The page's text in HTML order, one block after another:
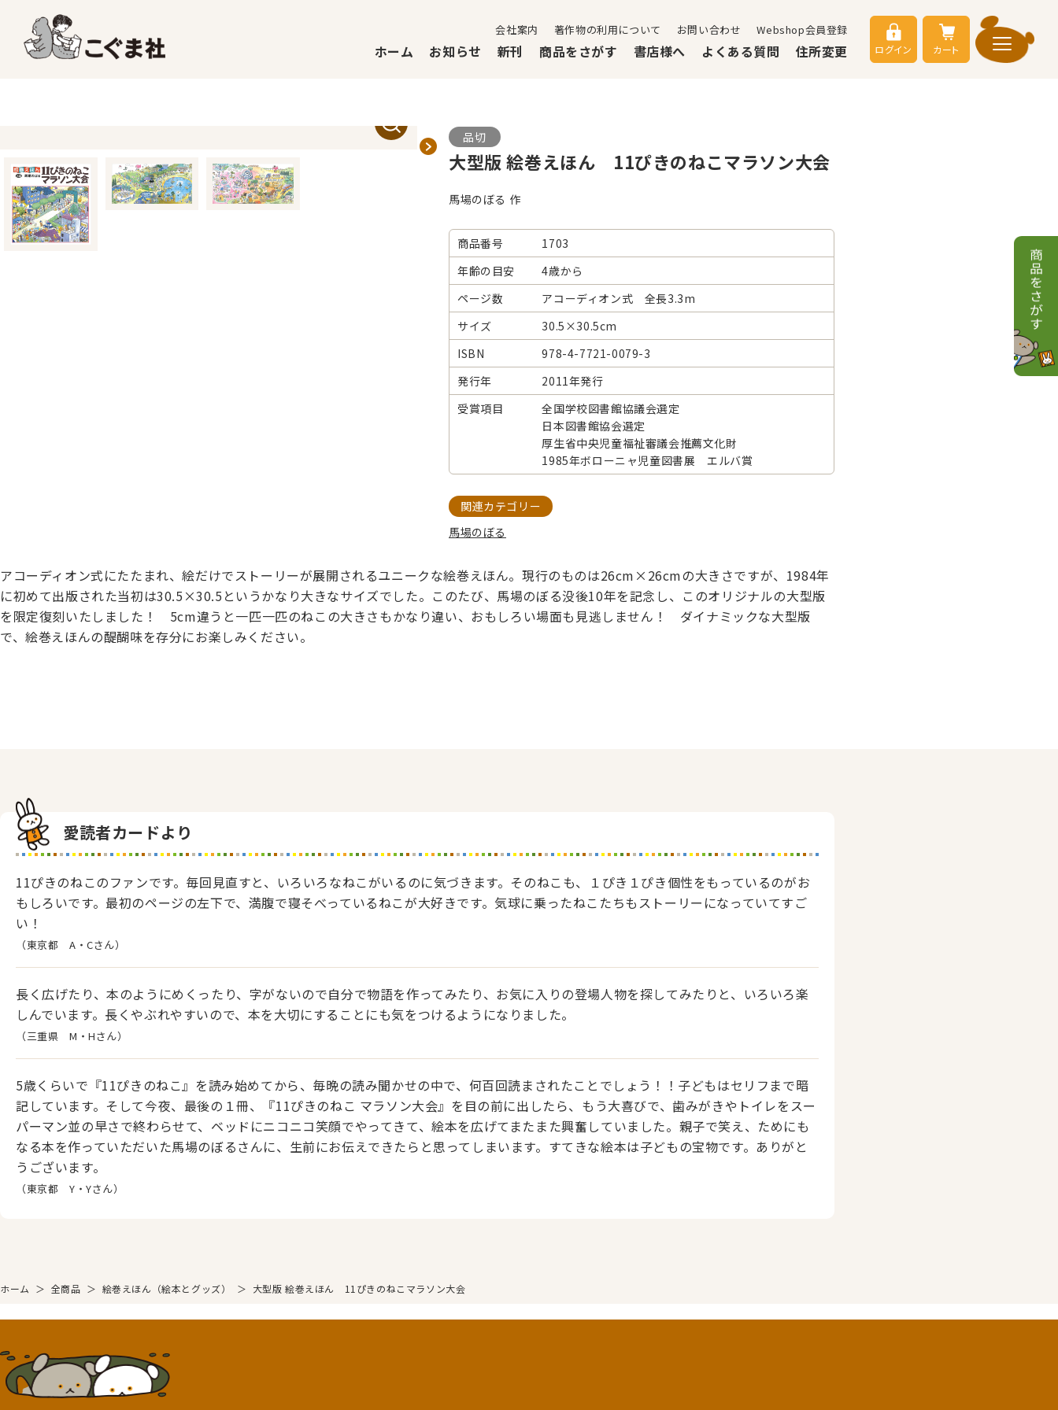
会社案内 著作物の利用について お問い合わせ Webshop会員登録
ホーム お知らせ 新刊 商品をさがす 書店様へ よくある質問 住所変更 ログイン カート
品切
大型版 絵巻えほん 11ぴきのねこマラソン大会
馬場のぼる 作
商品番号
1703
年齢の目安
4歳から
ページ数
アコーディオン式 全長3.3m
サイズ
30.5×30.5cm
ISBN
978-4-7721-0079-3
発行年
2011年発行
受賞項目
全国学校図書館協議会選定
日本図書館協会選定
厚生省中央児童福祉審議会推薦文化財
1985年ボローニャ児童図書展 エルバ賞
関連カテゴリー
馬場のぼる
アコーディオン式にたたまれ、絵だけでストーリーが展開されるユニークな絵巻えほん。現行のものは26cm×26cmの大きさですが、1984年
に初めて出版された当初は30.5×30.5というかなり大きなサイズでした。このたび、馬場のぼる没後10年を記念し、このオリジナルの大型版
を限定復刻いたしました！ 5cm違うと一匹一匹のねこの大きさもかなり違い、おもしろい場面も見逃しません！ ダイナミックな大型版
で、絵巻えほんの醍醐味を存分にお楽しみください。
愛読者カードより
11ぴきのねこのファンです。毎回見直すと、いろいろなねこがいるのに気づきます。そのねこも、１ぴき１ぴき個性をもっているのがお
もしろいです。最初のページの左下で、満腹で寝そべっているねこが大好きです。気球に乗ったねこたちもストーリーになっていてすご
い！
（東京都 A・Cさん）
長く広げたり、本のようにめくったり、字がないので自分で物語を作ってみたり、お気に入りの登場人物を探してみたりと、いろいろ楽
しんでいます。長くやぶれやすいので、本を大切にすることにも気をつけるようになりました。
（三重県 M・Hさん）
5歳くらいで『11ぴきのねこ』を読み始めてから、毎晩の読み聞かせの中で、何百回読まされたことでしょう！！子どもはセリフまで暗
記しています。そして今夜、最後の１冊、『11ぴきのねこ マラソン大会』を目の前に出したら、もう大喜びで、歯みがきやトイレをスー
パーマン並の早さで終わらせて、ベッドにニコニコ笑顔でやってきて、絵本を広げてまたまた興奮していました。親子で笑え、ためにも
なる本を作っていただいた馬場のぼるさんに、生前にお伝えできたらと思ってしまいます。すてきな絵本は子どもの宝物です。ありがと
うございます。
（東京都 Y・Yさん）
ホーム ＞ 全商品 ＞ 絵巻えほん（絵本とグッズ） ＞ 大型版 絵巻えほん 11ぴきのねこマラソン大会